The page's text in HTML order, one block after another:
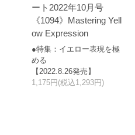
ート2022年10月号
《1094》Mastering Yell
ow Expression
●特集：イエロー表現を極
める
【2022.8.26発売】
1,175円(税込1,293円)